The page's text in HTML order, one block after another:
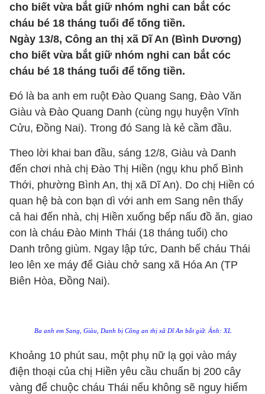
cho biết vừa bắt giữ nhóm nghi can bắt cóc
cháu bé 18 tháng tuổi để tống tiền.
Ngày 13/8, Công an thị xã Dĩ An (Bình Dương)
cho biết vừa bắt giữ nhóm nghi can bắt cóc
cháu bé 18 tháng tuổi để tống tiền.
Đó là ba anh em ruột Đào Quang Sang, Đào Văn
Giàu và Đào Quang Danh (cùng ngụ huyện Vĩnh
Cửu, Đồng Nai). Trong đó Sang là kẻ cầm đầu.
Theo lời khai ban đầu, sáng 12/8, Giàu và Danh
đến chơi nhà chị Đào Thị Hiền (ngụ khu phố Bình
Thới, phường Bình An, thị xã Dĩ An). Do chị Hiền có
quan hệ bà con bạn dì với anh em Sang nên thấy
cả hai đến nhà, chị Hiền xuống bếp nấu đồ ăn, giao
con là cháu Đào Minh Thái (18 tháng tuổi) cho
Danh trông giùm. Ngay lập tức, Danh bế cháu Thái
leo lên xe máy để Giàu chở sang xã Hóa An (TP
Biên Hòa, Đồng Nai).
Ba anh em Sang, Giàu, Danh bị Công an thị xã Dĩ An bắt giữ. Ảnh: XL
Khoảng 10 phút sau, một phụ nữ lạ gọi vào máy
điện thoại của chị Hiền yêu cầu chuẩn bị 200 cây
vàng để chuộc cháu Thái nếu không sẽ nguy hiểm